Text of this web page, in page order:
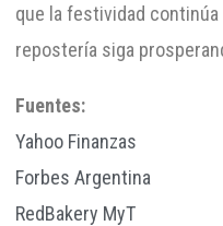
que la festividad
repostería siga
Fuentes:
Yahoo Finanzas
Forbes Argentina
RedBakery MyT